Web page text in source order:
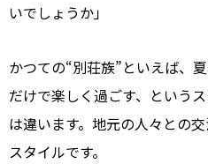
いでしょうか」
かつての“別荘族”といえば、
だけで楽しく過ごす、という
は違います。地元の人々との
スタイルです。